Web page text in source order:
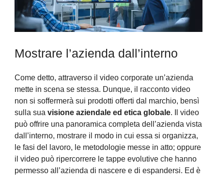
Mostrare l’azienda dall’interno
Come detto, attraverso il video corporate un’azienda
mette in scena se stessa. Dunque, il racconto video
non si soffermerà sui prodotti offerti dal marchio, bensì
sulla sua visione aziendale ed etica globale. Il video
può offrire una panoramica completa dell’azienda vista
dall’interno, mostrare il modo in cui essa si organizza,
le fasi del lavoro, le metodologie messe in atto; oppure
il video può ripercorrere le tappe evolutive che hanno
permesso all’azienda di nascere e di espandersi. Ed è